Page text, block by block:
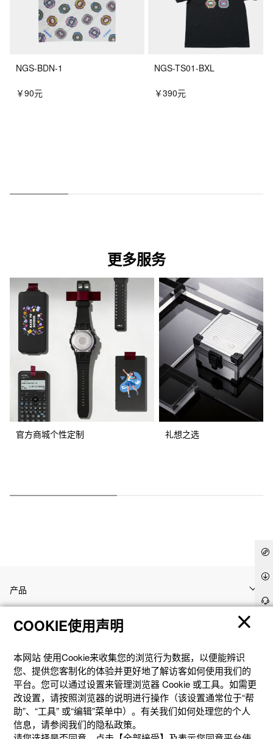
NGS-BDN-1
￥90元
NGS-TS01-BXL
￥390元
更多服务
官方商城个性定制 礼想之选
产品
客户支持
资讯
社交媒体
COOKIE使用声明
本网站 使⽤Cookie来收集您的浏览⾏为数据，以便能辨识
您、提供您客制化的体验并更好地了解访客如何使⽤我们的
平台。您可以通过设置来管理浏览器 Cookie 或⼯具。如需更
改设置，请按照浏览器的说明进⾏操作（该设置通常位于“帮
助”、“⼯具” 或“编辑”菜单中）。有关我们如何处理您的个⼈
信息，请参阅我们的隐私政策。